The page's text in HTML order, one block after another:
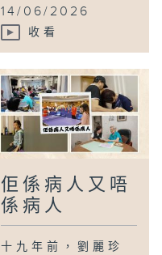
14/06/2026
收看
佢係病人又唔
係病人
十九年前，劉麗珍